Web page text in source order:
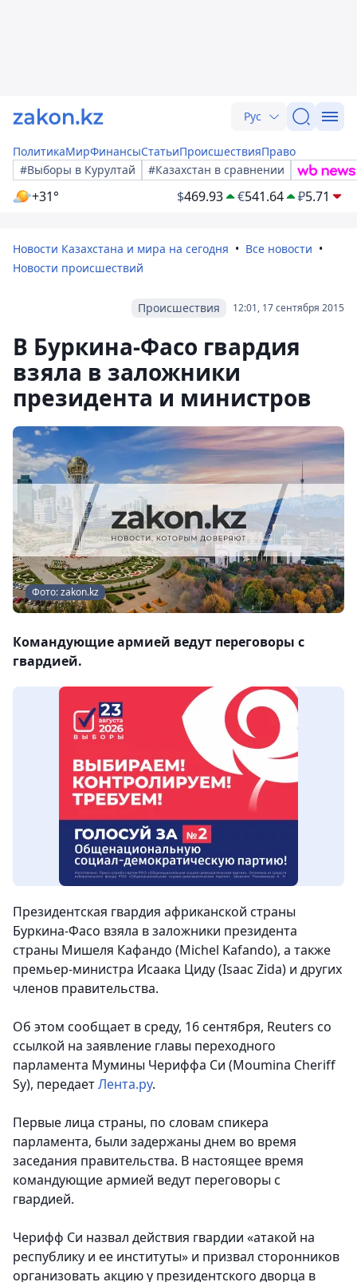
Рус
ПолитикаМирФинансыСтатьиПроисшествияПраво
#Выборы в Курултай
#Казахстан в сравнении
+31° $469.93 €541.64 ₽5.71
Новости Казахстана и мира на сегодня
Все новости
Новости происшествий
12:01, 17 сентября 2015
Происшествия
В Буркина-Фасо гвардия
взяла в заложники
президента и министров
Фото: zakon.kz
Командующие армией ведут переговоры с
гвардией.
Президентская гвардия африканской страны
Буркина-Фасо взяла в заложники президента
страны Мишеля Кафандо (Michel Kafando), а также
премьер-министра Исаака Циду (Isaac Zida) и других
членов правительства.
Об этом сообщает в среду, 16 сентября, Reuters со
ссылкой на заявление главы переходного
парламента Мумины Чериффа Си (Moumina Cheriff
Sy), передаетЛента.ру.
Первые лица страны, по словам спикера
парламента, были задержаны днем во время
заседания правительства. В настоящее время
командующие армией ведут переговоры с
гвардией.
Черифф Си назвал действия гвардии «атакой на
республику и ее институты» и призвал сторонников
организовать акцию у президентского дворца в